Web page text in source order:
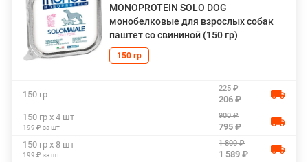
MONOPROTEIN SOLO DOG
монобелковые для взрослых собак
паштет со свининой (150 гр)
150 гр
150 гр
225 ₽
206 ₽
150 гр х 4 шт
199 ₽ за шт
900 ₽
795 ₽
150 гр х 8 шт
199 ₽ за шт
1 800 ₽
1 589 ₽